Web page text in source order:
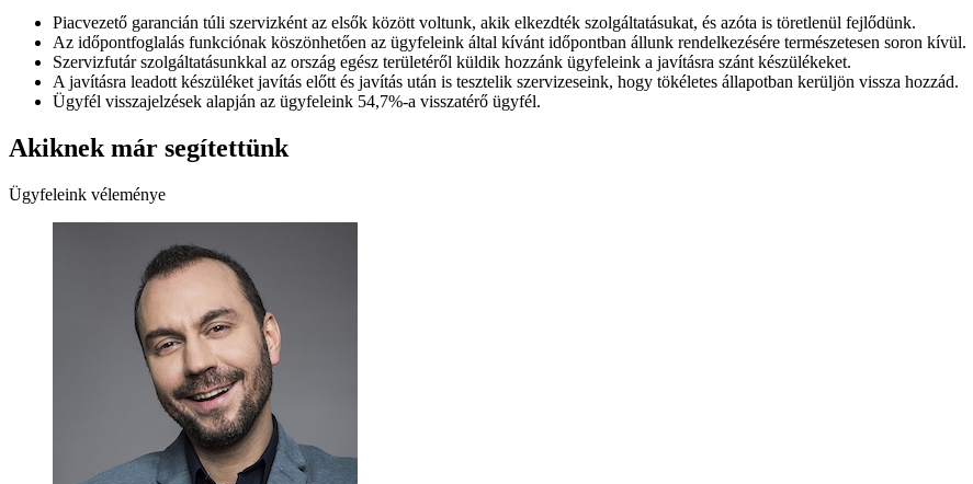
Piacvezető garancián túli szervizként az elsők között voltunk, akik elkezdték szolgáltatásukat, és azóta is töretlenül fejlődünk.
Az időpontfoglalás funkciónak köszönhetően az ügyfeleink által kívánt időpontban állunk rendelkezésére természetesen soron kívül.
Szervizfutár szolgáltatásunkkal az ország egész területéről küldik hozzánk ügyfeleink a javításra szánt készülékeket.
A javításra leadott készüléket javítás előtt és javítás után is tesztelik szervizeseink, hogy tökéletes állapotban kerüljön vissza hozzád.
Ügyfél visszajelzések alapján az ügyfeleink 54,7%-a visszatérő ügyfél.
Akiknek már segítettünk
Ügyfeleink véleménye